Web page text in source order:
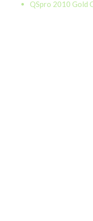
2026/5/25 御前崎方面
QSpro 2010 Gold